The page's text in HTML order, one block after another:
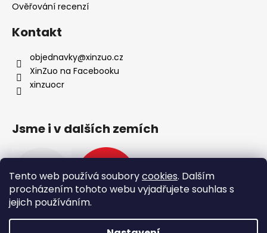
Tento web používá souborycookies. Dalším
procházením tohoto webu vyjadřujete souhlas s
jejich používáním.
Ověřování recenzí
Kontakt
objednavky@xinzuo.cz
XinZuo na Facebooku
xinzuocr
Jsme i v dalších zemích